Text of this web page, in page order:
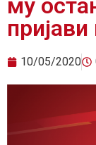
10/05/2020